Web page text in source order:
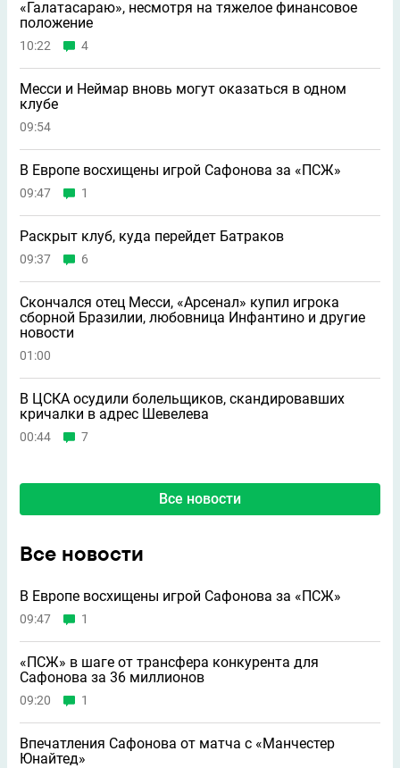
«Галатасараю», несмотря на тяжелое финансовое
положение
10:22 4
Месси и Неймар вновь могут оказаться в одном
клубе
09:54
В Европе восхищены игрой Сафонова за «ПСЖ»
09:47 1
Раскрыт клуб, куда перейдет Батраков
09:37 6
Скончался отец Месси, «Арсенал» купил игрока
сборной Бразилии, любовница Инфантино и другие
новости
01:00
В ЦСКА осудили болельщиков, скандировавших
кричалки в адрес Шевелева
00:44 7
Все новости
Все новости
В Европе восхищены игрой Сафонова за «ПСЖ»
09:47 1
«ПСЖ» в шаге от трансфера конкурента для
Сафонова за 36 миллионов
09:20 1
Впечатления Сафонова от матча с «Манчестер
Юнайтед»